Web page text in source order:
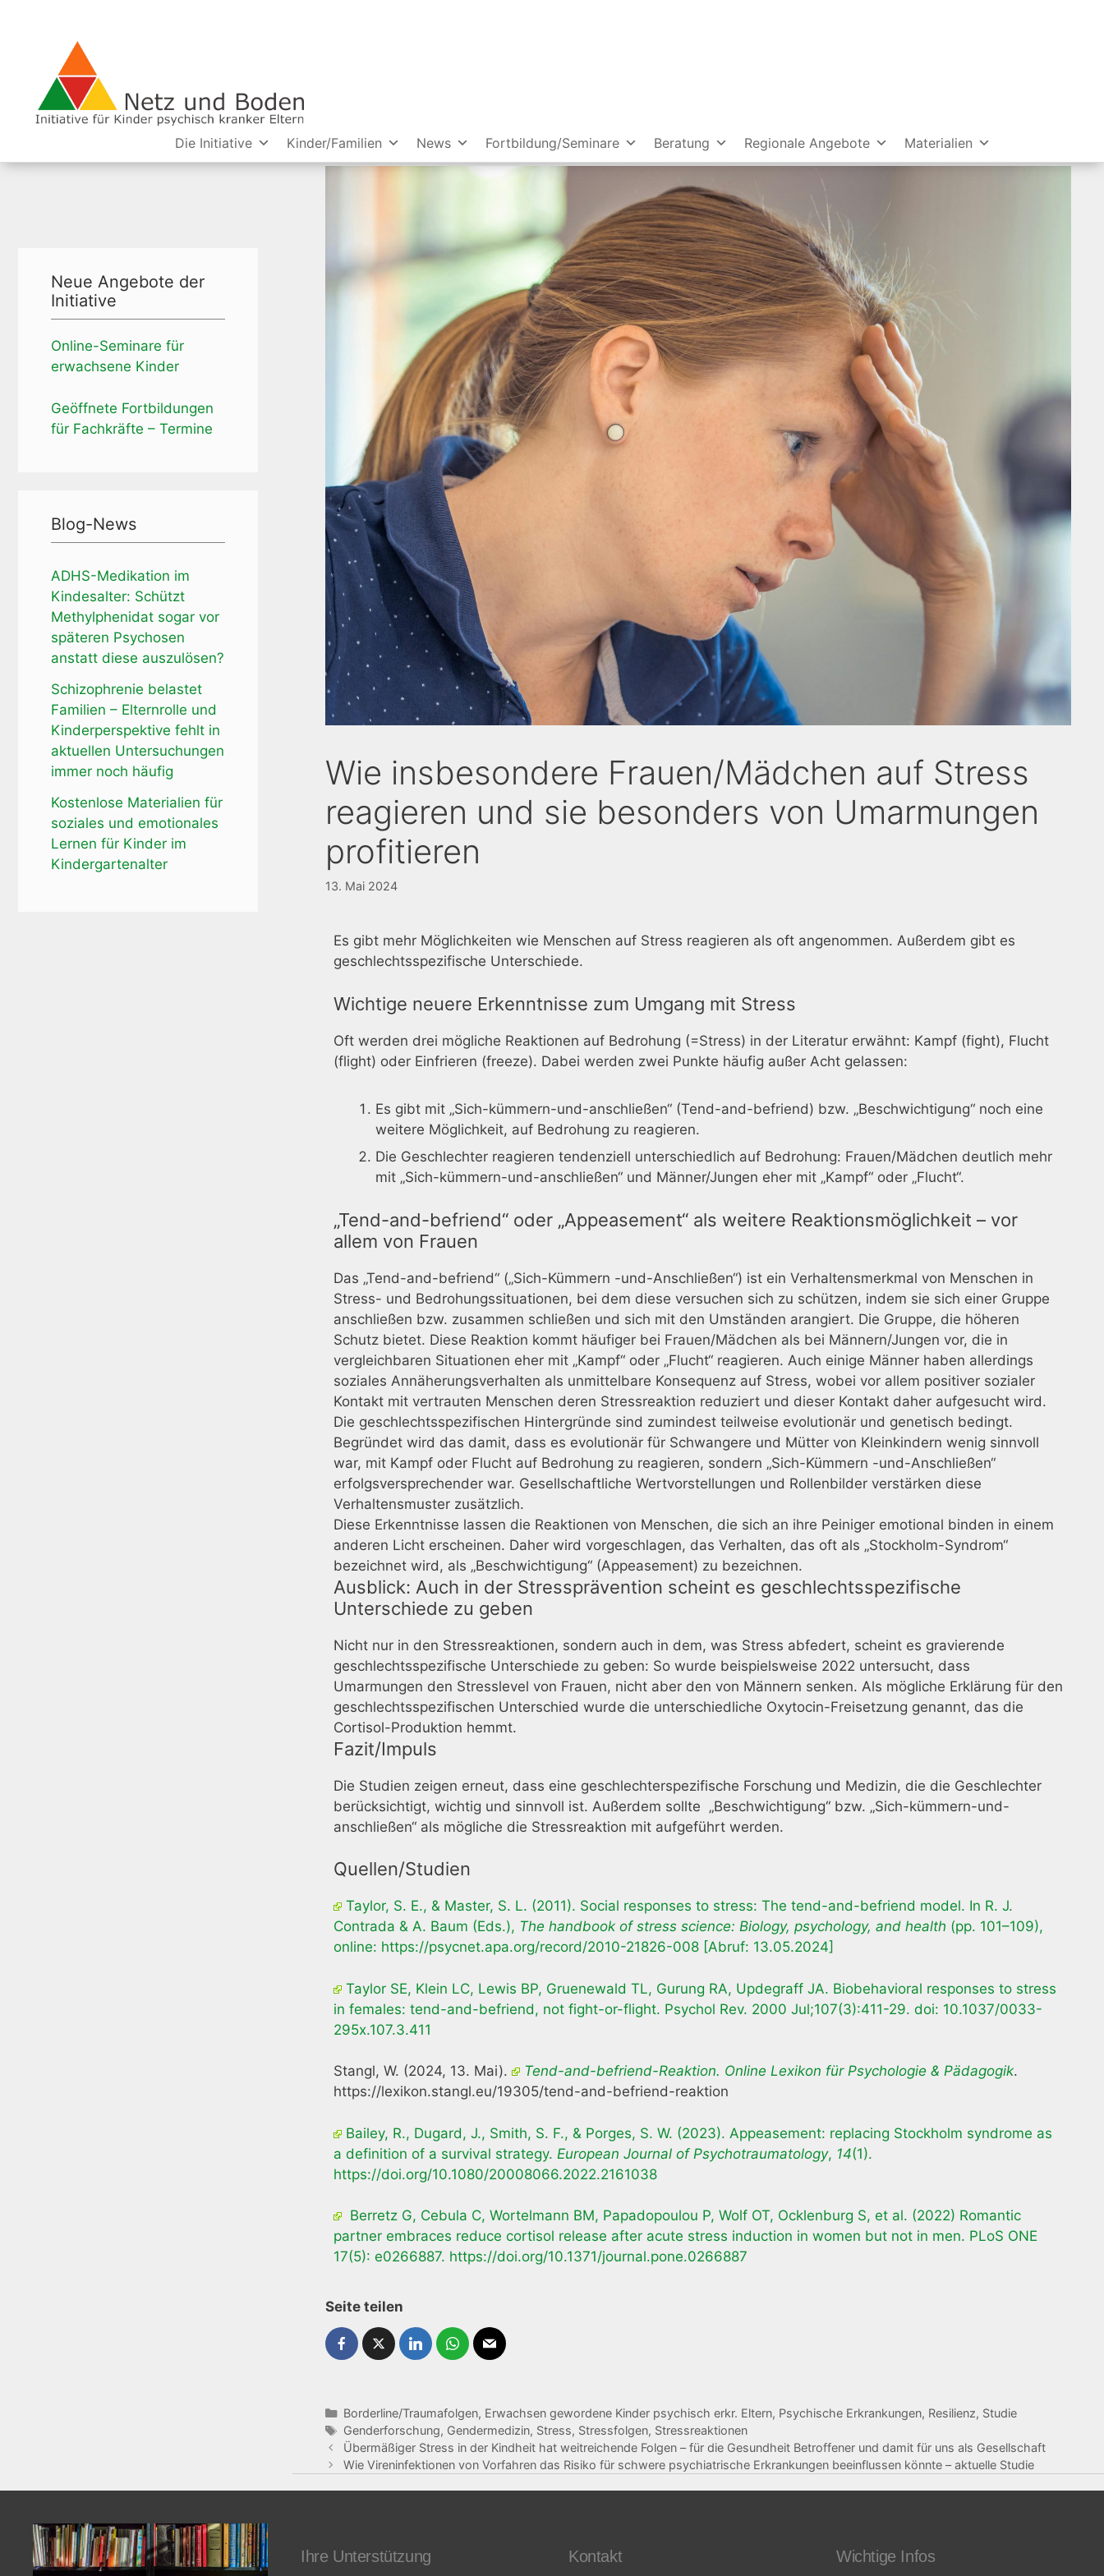
Die Initiative Kinder/Familien News Fortbildung/Seminare Beratung Regionale Angebote Materialien
Wie insbesondere Frauen/Mädchen auf Stress
reagieren und sie besonders von Umarmungen
profitieren
13. Mai 2024
Es gibt mehr Möglichkeiten wie Menschen auf Stress reagieren als oft angenommen. Außerdem gibt es
geschlechtsspezifische Unterschiede.
Wichtige neuere Erkenntnisse zum Umgang mit Stress
Oft werden drei mögliche Reaktionen auf Bedrohung (=Stress) in der Literatur erwähnt: Kampf (fight), Flucht
(flight) oder Einfrieren (freeze). Dabei werden zwei Punkte häufig außer Acht gelassen:
Es gibt mit „Sich-kümmern-und-anschließen“ (Tend-and-befriend) bzw. „Beschwichtigung“ noch eine
weitere Möglichkeit, auf Bedrohung zu reagieren.
Die Geschlechter reagieren tendenziell unterschiedlich auf Bedrohung: Frauen/Mädchen deutlich mehr
mit „Sich-kümmern-und-anschließen“ und Männer/Jungen eher mit „Kampf“ oder „Flucht“.
„Tend-and-befriend“ oder „Appeasement“ als weitere Reaktionsmöglichkeit – vor
allem von Frauen
Das „Tend-and-befriend“ („Sich-Kümmern -und-Anschließen“) ist ein Verhaltensmerkmal von Menschen in
Stress- und Bedrohungssituationen, bei dem diese versuchen sich zu schützen, indem sie sich einer Gruppe
anschließen bzw. zusammen schließen und sich mit den Umständen arangiert. Die Gruppe, die höheren
Schutz bietet. Diese Reaktion kommt häufiger bei Frauen/Mädchen als bei Männern/Jungen vor, die in
vergleichbaren Situationen eher mit „Kampf“ oder „Flucht“ reagieren. Auch einige Männer haben allerdings
soziales Annäherungsverhalten als unmittelbare Konsequenz auf Stress, wobei vor allem positiver sozialer
Kontakt mit vertrauten Menschen deren Stressreaktion reduziert und dieser Kontakt daher aufgesucht wird.
Die geschlechtsspezifischen Hintergründe sind zumindest teilweise evolutionär und genetisch bedingt.
Begründet wird das damit, dass es evolutionär für Schwangere und Mütter von Kleinkindern wenig sinnvoll
war, mit Kampf oder Flucht auf Bedrohung zu reagieren, sondern „Sich-Kümmern -und-Anschließen“
erfolgsversprechender war. Gesellschaftliche Wertvorstellungen und Rollenbilder verstärken diese
Verhaltensmuster zusätzlich.
Diese Erkenntnisse lassen die Reaktionen von Menschen, die sich an ihre Peiniger emotional binden in einem
anderen Licht erscheinen. Daher wird vorgeschlagen, das Verhalten, das oft als „Stockholm-Syndrom“
bezeichnet wird, als „Beschwichtigung“ (Appeasement) zu bezeichnen.
Ausblick: Auch in der Stressprävention scheint es geschlechtsspezifische
Unterschiede zu geben
Nicht nur in den Stressreaktionen, sondern auch in dem, was Stress abfedert, scheint es gravierende
geschlechtsspezifische Unterschiede zu geben: So wurde beispielsweise 2022 untersucht, dass
Umarmungen den Stresslevel von Frauen, nicht aber den von Männern senken. Als mögliche Erklärung für den
geschlechtsspezifischen Unterschied wurde die unterschiedliche Oxytocin-Freisetzung genannt, das die
Cortisol-Produktion hemmt.
Fazit/Impuls
Die Studien zeigen erneut, dass eine geschlechterspezifische Forschung und Medizin, die die Geschlechter
berücksichtigt, wichtig und sinnvoll ist. Außerdem sollte „Beschwichtigung“ bzw. „Sich-kümmern-und-
anschließen“ als mögliche die Stressreaktion mit aufgeführt werden.
Quellen/Studien
Taylor, S. E., & Master, S. L. (2011). Social responses to stress: The tend-and-befriend model. In R. J.
Contrada & A. Baum (Eds.), The handbook of stress science: Biology, psychology, and health (pp. 101–109),
online: https://psycnet.apa.org/record/2010-21826-008 [Abruf: 13.05.2024]
Taylor SE, Klein LC, Lewis BP, Gruenewald TL, Gurung RA, Updegraff JA. Biobehavioral responses to stress
in females: tend-and-befriend, not fight-or-flight. Psychol Rev. 2000 Jul;107(3):411-29. doi: 10.1037/0033-
295x.107.3.411
Stangl, W. (2024, 13. Mai). Tend-and-befriend-Reaktion. Online Lexikon für Psychologie & Pädagogik.
https://lexikon.stangl.eu/19305/tend-and-befriend-reaktion
Bailey, R., Dugard, J., Smith, S. F., & Porges, S. W. (2023). Appeasement: replacing Stockholm syndrome as
a definition of a survival strategy. European Journal of Psychotraumatology, 14(1).
https://doi.org/10.1080/20008066.2022.2161038
Berretz G, Cebula C, Wortelmann BM, Papadopoulou P, Wolf OT, Ocklenburg S, et al. (2022) Romantic
partner embraces reduce cortisol release after acute stress induction in women but not in men. PLoS ONE
17(5): e0266887. https://doi.org/10.1371/journal.pone.0266887
Seite teilen
Borderline/Traumafolgen, Erwachsen gewordene Kinder psychisch erkr. Eltern, Psychische Erkrankungen, Resilienz, Studie
Genderforschung, Gendermedizin, Stress, Stressfolgen, Stressreaktionen
Übermäßiger Stress in der Kindheit hat weitreichende Folgen – für die Gesundheit Betroffener und damit für uns als Gesellschaft
Wie Vireninfektionen von Vorfahren das Risiko für schwere psychiatrische Erkrankungen beeinflussen könnte – aktuelle Studie
Neue Angebote der
Initiative
Online-Seminare für
erwachsene Kinder
Geöffnete Fortbildungen
für Fachkräfte – Termine
Blog-News
ADHS-Medikation im
Kindesalter: Schützt
Methylphenidat sogar vor
späteren Psychosen
anstatt diese auszulösen?
Schizophrenie belastet
Familien – Elternrolle und
Kinderperspektive fehlt in
aktuellen Untersuchungen
immer noch häufig
Kostenlose Materialien für
soziales und emotionales
Lernen für Kinder im
Kindergartenalter
Ihre Unterstützung Kontakt Wichtige Infos